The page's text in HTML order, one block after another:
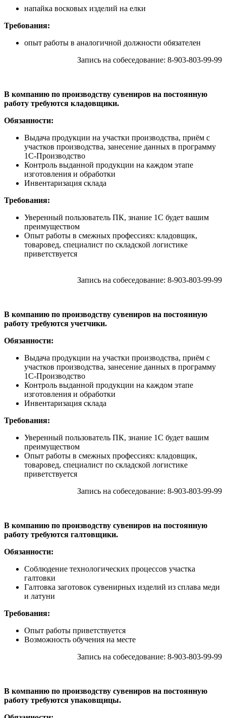
напайка восковых изделий на елки
Требования:
опыт работы в аналогичной должности обязателен
Запись на собеседование: 8-903-803-99-99
В компанию по производству сувениров на постоянную
работу требуются кладовщики.
Обязанности:
Выдача продукции на участки производства, приём с
участков производства, занесение данных в программу
1С-Производство
Контроль выданной продукции на каждом этапе
изготовления и обработки
Инвентаризация склада
Требования:
Уверенный пользователь ПК, знание 1С будет вашим
преимуществом
Опыт работы в смежных профессиях: кладовщик,
товаровед, специалист по складской логистике
приветствуется
Запись на собеседование: 8-903-803-99-99
В компанию по производству сувениров на постоянную
работу требуются учетчики.
Обязанности:
Выдача продукции на участки производства, приём с
участков производства, занесение данных в программу
1С-Производство
Контроль выданной продукции на каждом этапе
изготовления и обработки
Инвентаризация склада
Требования:
Уверенный пользователь ПК, знание 1С будет вашим
преимуществом
Опыт работы в смежных профессиях: кладовщик,
товаровед, специалист по складской логистике
приветствуется
Запись на собеседование: 8-903-803-99-99
В компанию по производству сувениров на постоянную
работу требуются галтовщики.
Обязанности:
Соблюдение технологических процессов участка
галтовки
Галтовка заготовок сувенирных изделий из сплава меди
и латуни
Требования:
Опыт работы приветствуется
Возможность обучения на месте
Запись на собеседование: 8-903-803-99-99
В компанию по производству сувениров на постоянную
работу требуются упаковщицы.